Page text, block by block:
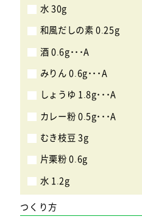
水 30g
和風だしの素 0.25g
酒 0.6g・・・A
みりん 0.6g・・・A
しょうゆ 1.8g・・・A
カレー粉 0.5g・・・A
むき枝豆 3g
片栗粉 0.6g
水 1.2g
つくり方